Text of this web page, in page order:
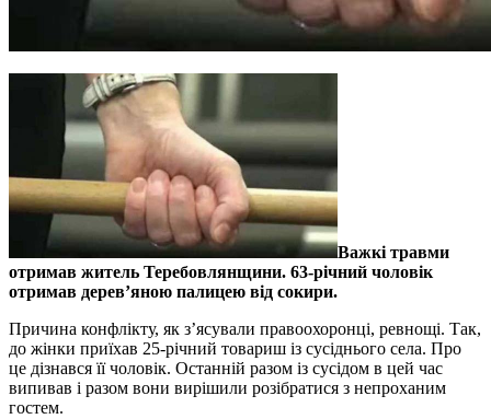
Важкі травми
отримав житель Теребовлянщини. 63-річний чоловік
отримав дерев’яною палицею від сокири.
Причина конфлікту, як з’ясували правоохоронці, ревнощі. Так,
до жінки приїхав 25-річний товариш із сусіднього села. Про
це дізнався її чоловік. Останній разом із сусідом в цей час
випивав і разом вони вирішили розібратися з непроханим
гостем.